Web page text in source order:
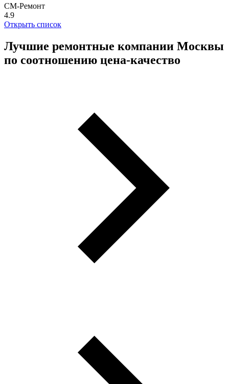
СМ-Ремонт
4.9
Открыть список
Лучшие ремонтные компании Москвы
по соотношению цена-качество